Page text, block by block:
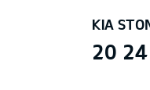
KIA
20